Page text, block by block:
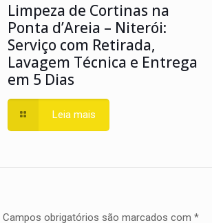
Limpeza de Cortinas na
Ponta d’Areia – Niterói:
Serviço com Retirada,
Lavagem Técnica e Entrega
em 5 Dias
Leia mais
Campos obrigatórios são marcados com*